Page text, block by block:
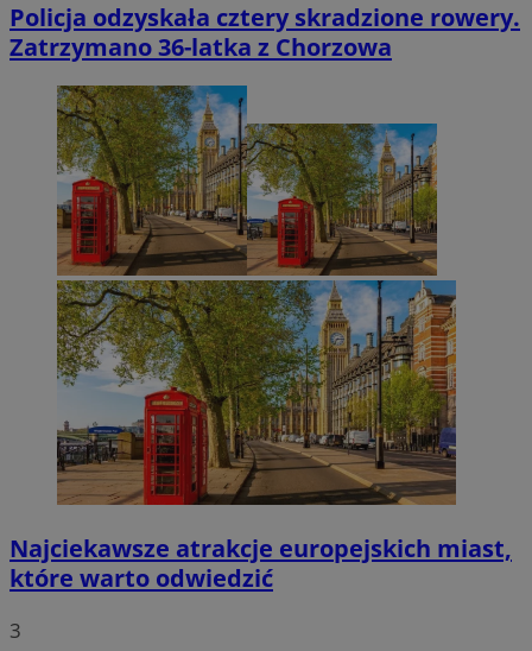
Policja odzyskała cztery skradzione rowery.
Zatrzymano 36-latka z Chorzowa
Najciekawsze atrakcje europejskich miast,
które warto odwiedzić
3